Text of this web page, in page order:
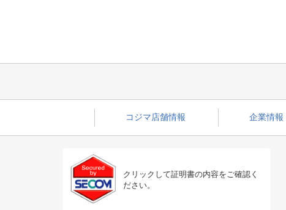
コジマ店舗情報 企業情報
クリックして証明書の内容をご確認く
ださい。